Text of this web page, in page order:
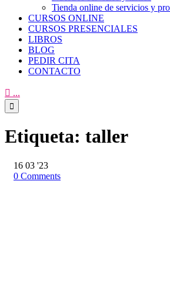
Tienda online de servicios y
CURSOS ONLINE
CURSOS PRESENCIALES
LIBROS
BLOG
PEDIR CITA
CONTACTO
 ...

Etiqueta: taller
16 03 '23
0 Comments